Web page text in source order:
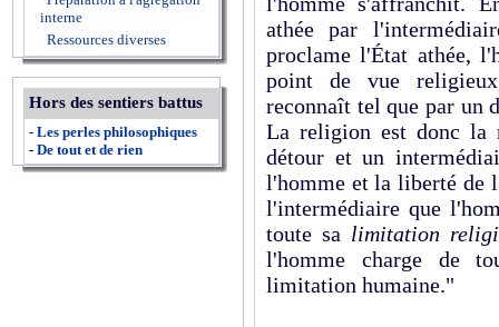
interne
Ressources diverses
Hors des sentiers battus
- Les perles philosophiques
- De tout et de rien
athée par
proclame l'État athée,
point de vue
reconnaît tel que par un
La religion est donc la
détour et un
l'homme et la liberté de
l'intermédiaire que
toute sa limitation
l'homme charge de
limitation humaine."